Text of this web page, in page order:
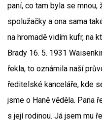
paní, co tam byla se mnou,
spolužačky a ona sama
na hromadě vidím kufr, na
Brady 16. 5. 1931
řekla, to oznámila naší
ředitelské kanceláře, kde
jsme o Haně věděla. Pana
s její rodinou. Já jsem mu